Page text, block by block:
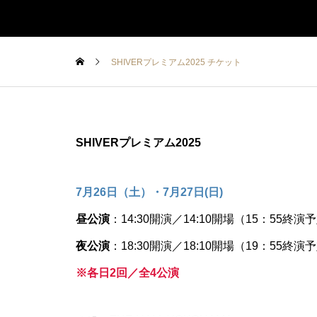
SHIVERプレミアム2025 チケット
SHIVERプレミアム2025
7月26日（土）・7月27日(日)
昼公演 ：14:30開演／14:10開場（15：55終演予
夜公演 ：18:30開演／18:10開場（19：55終演予
※各日2回／全4公演